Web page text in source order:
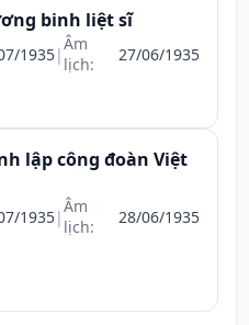
binh liệt sĩ
1935|Âm
lịch:
27/06/1935
lập công đoàn Việt
1935|Âm
lịch:
28/06/1935